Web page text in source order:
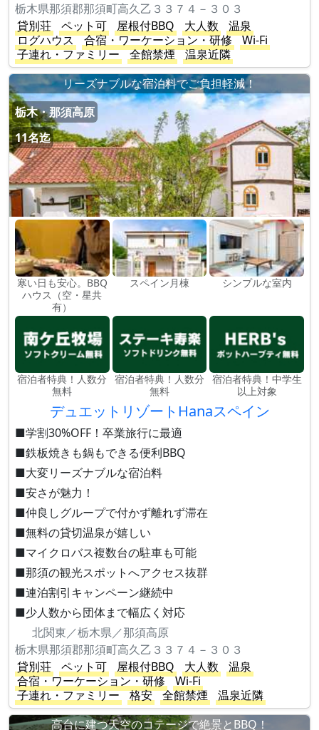
栃木県那須郡那須町高久乙３３７４－３０３
貸別荘
ペット可 屋根付BBQ 大人数
温泉
ログハウス
合宿・ワーケーション・研修
Wi-Fi
子連れ・ファミリー
全館禁煙
温泉近隣
リーズナブルな宿泊料でご負担軽減！
栃木・那須高原
11名迄
寒い日も安心。BBQ
ハウス（空・星共
有）
スペイン月棟 シンプルな室内
宿泊者特典！人数分
無料
宿泊者特典！人数分
無料
宿泊者特典！中学生
以上対象
デュエットリゾートHanaスペイン
■学割30%OFF！卒業旅行に最適
■鉄板焼きも鍋もできる便利BBQ
■大変リーズナブルな宿泊料
■安さが魅力！
■仲良しグループで付かず離れず滞在
■無料の貸切温泉が嬉しい
■マイクロバス複数台の駐車も可能
■那須の観光スポットへアクセス抜群
■連泊割引キャンペーン継続中
■少人数から団体まで幅広く対応
北関東／栃木県／那須高原
栃木県那須郡那須町高久乙３３７４－３０３
貸別荘
ペット可 屋根付BBQ 大人数
温泉
合宿・ワーケーション・研修
Wi-Fi
子連れ・ファミリー
格安 全館禁煙
温泉近隣
高台に建つ天空のコテージで絶景とBBQ！